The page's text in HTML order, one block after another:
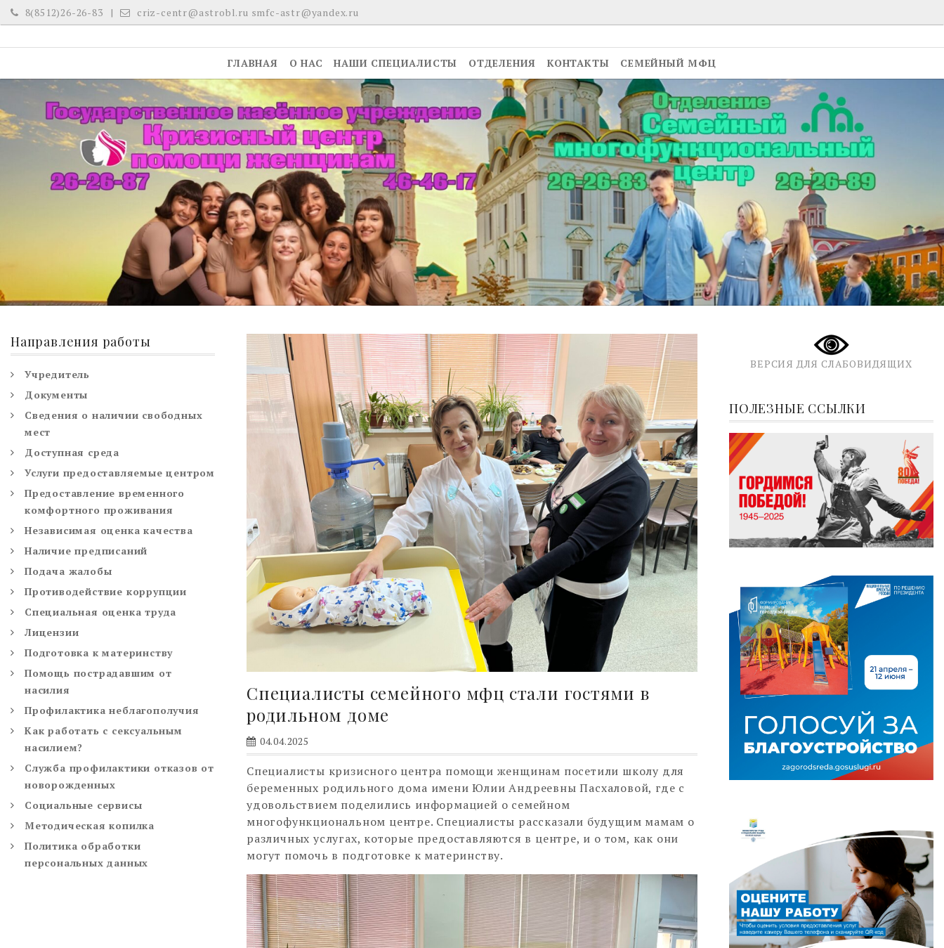
Skip
to
8(8512)26-26-83 criz-centr@astrobl.ru smfc-astr@yandex.ru
ГЛАВНАЯ О НАС НАШИ СПЕЦИАЛИСТЫ ОТДЕЛЕНИЯ КОНТАКТЫ СЕМЕЙНЫЙ МФЦ
Специалисты семейного мфц стали гостями в
родильном доме
04.04.2025
Специалисты кризисного центра помощи женщинам посетили школу для
беременных родильного дома имени Юлии Андреевны Пасхаловой, где с
удовольствием поделились информацией о семейном
многофункциональном центре. Специалисты рассказали будущим мамам о
различных услугах, которые предоставляются в центре, и о том, как они
могут помочь в подготовке к материнству.
Направления работы
Учредитель
Документы
Сведения о наличии свободных
мест
Доступная среда
Услуги предоставляемые центром
Предоставление временного
комфортного проживания
Независимая оценка качества
Наличие предписаний
Подача жалобы
Противодействие коррупции
Специальная оценка труда
Лицензии
Подготовка к материнству
Помощь пострадавшим от
насилия
Профилактика неблагополучия
Как работать с сексуальным
насилием?
Служба профилактики отказов от
новорожденных
Социальные сервисы
Методическая копилка
Политика обработки
персональных данных
ВЕРСИЯ ДЛЯ СЛАБОВИДЯЩИХ
ПОЛЕЗНЫЕ ССЫЛКИ